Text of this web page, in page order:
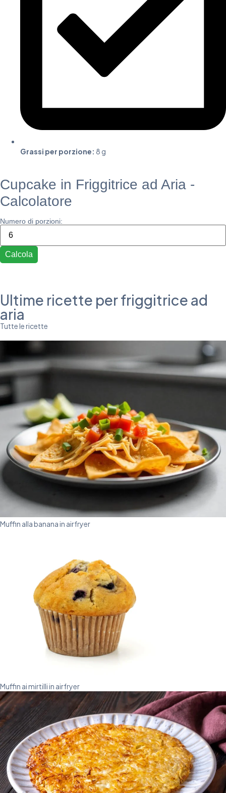
Grassi per porzione: 8 g
Cupcake in Friggitrice ad Aria -
Calcolatore
Numero di porzioni:
Calcola
Ultime ricette per friggitrice ad
aria
Tutte le ricette
Muffin alla banana in airfryer
Muffin ai mirtilli in airfryer